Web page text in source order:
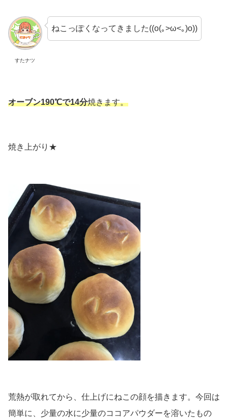
すたナツ
ねこっぽくなってきました((o(｡>ω<｡)o))
オーブン190℃で14分焼きます。
焼き上がり★
荒熱が取れてから、仕上げにねこの顔を描きます。今回は
簡単に、少量の水に少量のココアパウダーを溶いたもの